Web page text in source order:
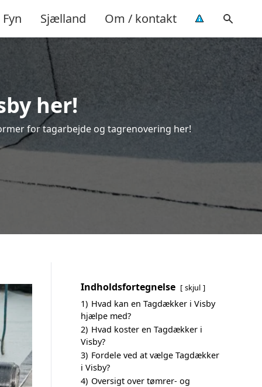
Fyn Sjælland Om / kontakt
her!
for tagarbejde og tagrenovering her!
Indholdsfortegnelse skjul
1) Hvad kan en Tagdækker i Visby
hjælpe med?
2) Hvad koster en Tagdækker i
Visby?
3) Fordele ved at vælge Tagdækker
i Visby?
4) Oversigt over tømrer- og